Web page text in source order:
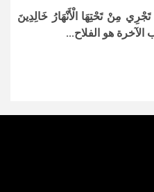
مِنْ تَحْتِهَا الْأَنْهَارُ خَالِدِينَ
هو الفلاح...